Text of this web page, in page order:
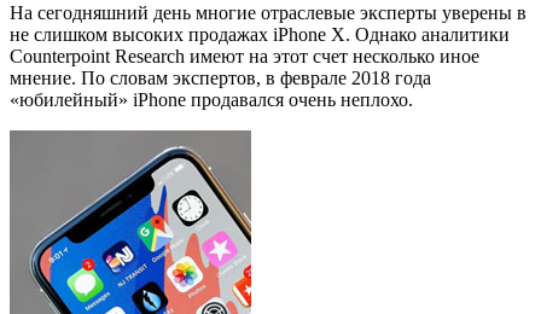
На сегодняшний день многие отраслевые эксперты уверены в
не слишком высоких продажах iPhone X. Однако аналитики
Counterpoint Research имеют на этот счет несколько иное
мнение. По словам экспертов, в феврале 2018 года
«юбилейный» iPhone продавался очень неплохо.